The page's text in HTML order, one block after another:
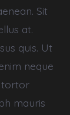
Sit
at.
quis. Ut
neque
tortor
mauris